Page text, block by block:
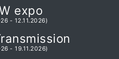
expo
- 12.11.2026)
- 19.11.2026)